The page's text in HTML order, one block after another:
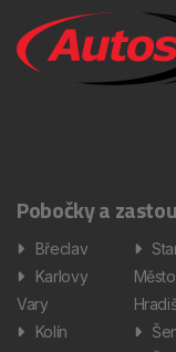
Pobočky a
Břeclav
Karlovy
Vary
Kolín